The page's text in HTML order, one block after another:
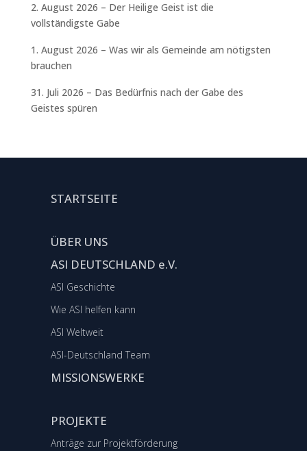
2. August 2026 – Der Heilige Geist ist die
vollständigste Gabe
1. August 2026 – Was wir als Gemeinde am nötigsten
brauchen
31. Juli 2026 – Das Bedürfnis nach der Gabe des
Geistes spüren
STARTSEITE
ÜBER UNS
ASI DEUTSCHLAND e.V.
ASI Geschichte
Wie ASI helfen kann
ASI Weltweit
ASI-Deutschland Team
MISSIONSWERKE
PROJEKTE
Anträge zur Projektförderung